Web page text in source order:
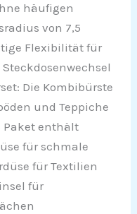
häufigen
von 7,5
Flexibilität für
Die Kombibürste
und Teppiche
Paket enthält
für schmale
für Textilien
für